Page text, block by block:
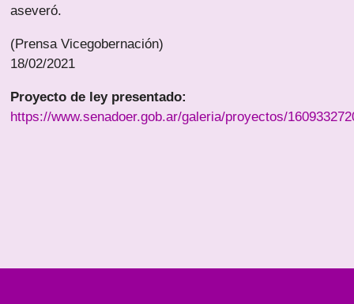
aseveró.
(Prensa Vicegobernación)
18/02/2021
Proyecto de ley presentado:
https://www.senadoer.gob.ar/galeria/proyectos/